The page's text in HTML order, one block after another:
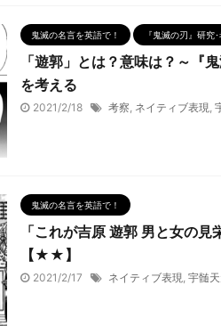
鬼滅の名言を英語で！ 『鬼滅の刃』研究
「遊郭」とは？意味は？～『
を考える
2021/2/18 考察, ネイティブ表現,
鬼滅の名言を英語で！
「これが吉原 遊郭 男と女の
【★★】
2021/2/17 ネイティブ表現, 宇髄